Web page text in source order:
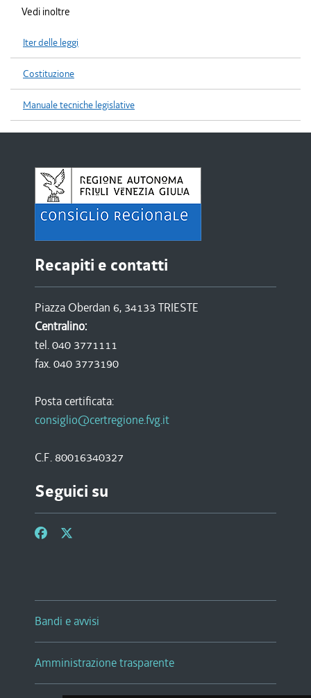
Vedi inoltre
Iter delle leggi
Costituzione
Manuale tecniche legislative
Recapiti e contatti
Piazza Oberdan 6, 34133 TRIESTE
Centralino:
tel. 040 3771111
fax. 040 3773190
Posta certificata:
consiglio@certregione.fvg.it
C.F. 80016340327
Seguici su
Bandi e avvisi
Amministrazione trasparente